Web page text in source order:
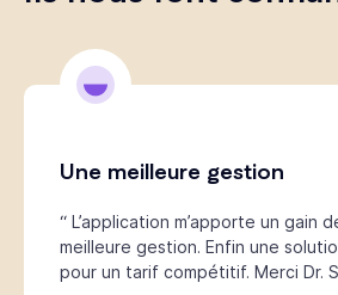
Une meilleure gestion
“ L’application m’apporte un gain
meilleure gestion. Enfin une
pour un tarif compétitif. Merci Dr.